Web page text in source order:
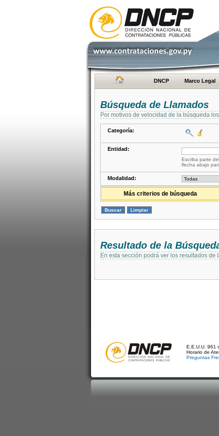
DNCP Marco Legal
Búsqueda de Llamados
Por motivos de velocidad de la búsqueda
Categoría:
Entidad:
Escriba parte
flecha abajo
Modalidad:
Más criterios de búsqueda
Resultado de la
En esta sección podrá ver los resultados
E.E.U.U. 961
Horario de
Preguntas